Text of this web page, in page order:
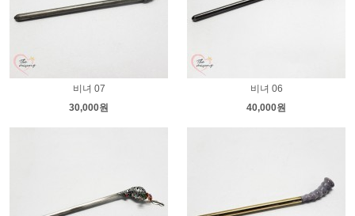
비녀 07
30,000원
비녀 06
40,000원